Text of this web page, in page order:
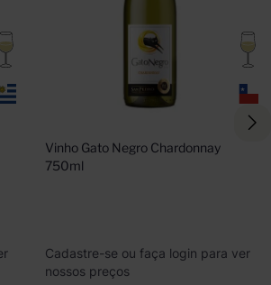
Vinho Gato Negro Chardonnay
750ml
Cadastre-se ou faça login para ver
nossos preços